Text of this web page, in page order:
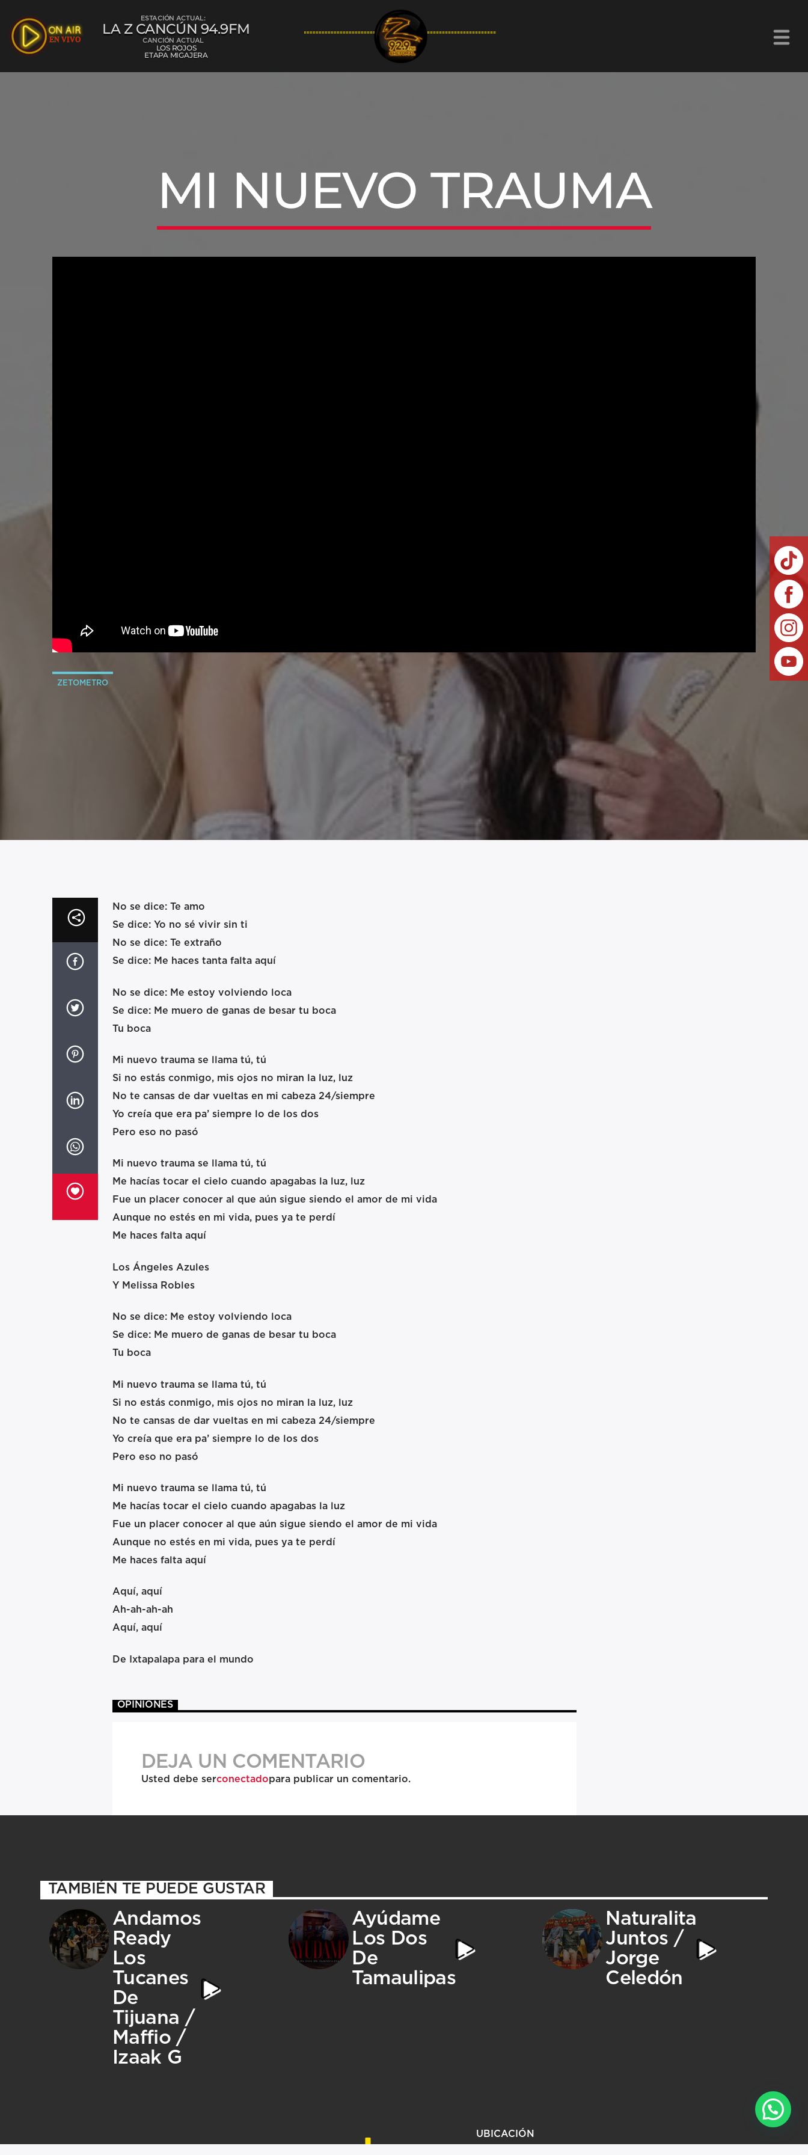
ESTACIÓN ACTUAL:
LA Z CANCÚN 94.9FM
CANCIÓN ACTUAL
LOS ROJOS
ETAPA MIGAJERA
MI NUEVO TRAUMA
ZETOMETRO
No se dice: Te amo
Se dice: Yo no sé vivir sin ti
No se dice: Te extraño
Se dice: Me haces tanta falta aquí
No se dice: Me estoy volviendo loca
Se dice: Me muero de ganas de besar tu boca
Tu boca
Mi nuevo trauma se llama tú, tú
Si no estás conmigo, mis ojos no miran la luz, luz
No te cansas de dar vueltas en mi cabeza 24/siempre
Yo creía que era pa’ siempre lo de los dos
Pero eso no pasó
Mi nuevo trauma se llama tú, tú
Me hacías tocar el cielo cuando apagabas la luz, luz
Fue un placer conocer al que aún sigue siendo el amor de mi vida
Aunque no estés en mi vida, pues ya te perdí
Me haces falta aquí
Los Ángeles Azules
Y Melissa Robles
No se dice: Me estoy volviendo loca
Se dice: Me muero de ganas de besar tu boca
Tu boca
Mi nuevo trauma se llama tú, tú
Si no estás conmigo, mis ojos no miran la luz, luz
No te cansas de dar vueltas en mi cabeza 24/siempre
Yo creía que era pa’ siempre lo de los dos
Pero eso no pasó
Mi nuevo trauma se llama tú, tú
Me hacías tocar el cielo cuando apagabas la luz
Fue un placer conocer al que aún sigue siendo el amor de mi vida
Aunque no estés en mi vida, pues ya te perdí
Me haces falta aquí
Aquí, aquí
Ah-ah-ah-ah
Aquí, aquí
De Ixtapalapa para el mundo
OPINIONES
DEJA UN COMENTARIO
Usted debe serconectadopara publicar un comentario.
TAMBIÉN TE PUEDE GUSTAR
Andamos
Ready
Los
Tucanes
De
Tijuana /
Maffio /
Izaak G
Ayúdame
Los Dos
De
Tamaulipas
Naturalita
Juntos /
Jorge
Celedón
UBICACIÓN